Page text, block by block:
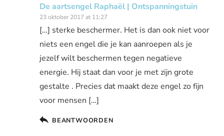
De aartsengel Raphaël | Ontspanningstuin
23 oktober 2017 at 11:27
[…] sterke beschermer. Het is dan ook niet voor
niets een engel die je kan aanroepen als je
jezelf wilt beschermen tegen negatieve
energie. Hij staat dan voor je met zijn grote
gestalte . Precies dat maakt deze engel zo fijn
voor mensen […]
BEANTWOORDEN